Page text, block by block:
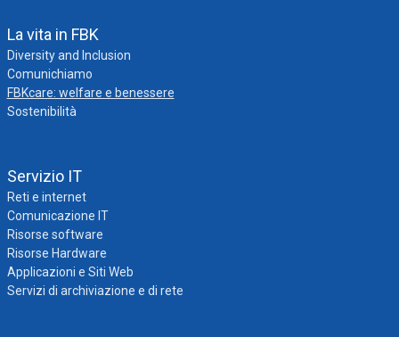
La vita in FBK
Diversity and Inclusion
Comunichiamo
FBKcare: welfare e benessere
Sostenibilità
Servizio IT
Reti e internet
Comunicazione IT
Risorse software
Risorse Hardware
Applicazioni e Siti Web
Servizi di archiviazione e di rete